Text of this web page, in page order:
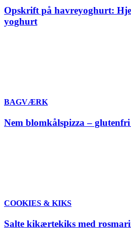
Opskrift på havreyoghurt:
yoghurt
BAGVÆRK
Nem blomkålspizza –
COOKIES & KIKS
Salte kikærtekiks med